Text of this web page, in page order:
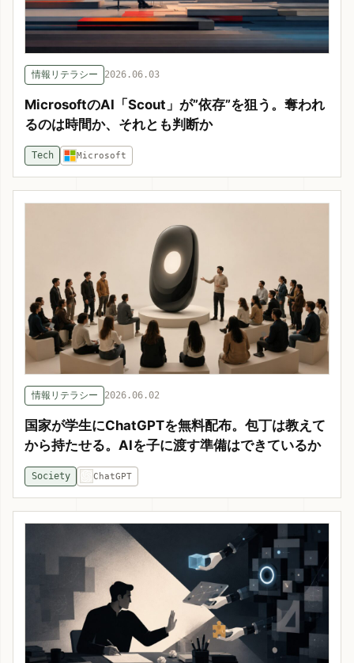
情報リテラシー 2026.06.03
MicrosoftのAI「Scout」が”依存”を狙う。奪われ
るのは時間か、それとも判断か
Tech Microsoft
情報リテラシー 2026.06.02
国家が学生にChatGPTを無料配布。包丁は教えて
から持たせる。AIを子に渡す準備はできているか
Society ChatGPT